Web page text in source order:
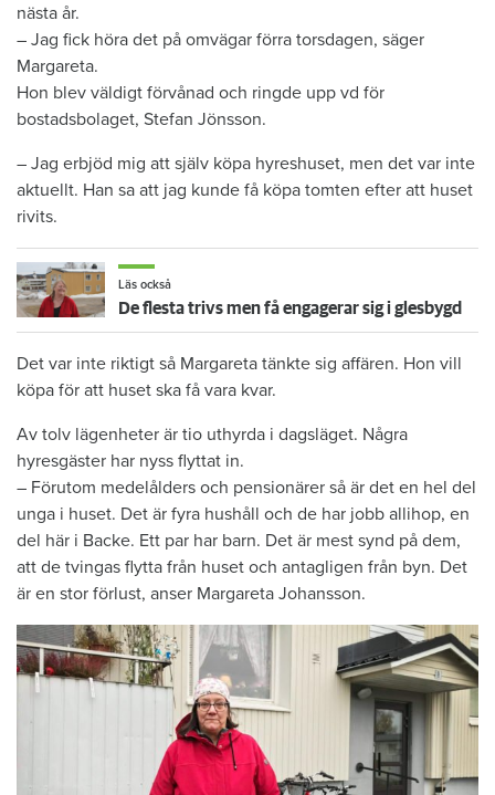
nästa år.
– Jag fick höra det på omvägar förra torsdagen, säger
Margareta.
Hon blev väldigt förvånad och ringde upp vd för
bostadsbolaget, Stefan Jönsson.
– Jag erbjöd mig att själv köpa hyreshuset, men det var inte
aktuellt. Han sa att jag kunde få köpa tomten efter att huset
rivits.
Läs också
De flesta trivs men få engagerar sig i glesbygd
Det var inte riktigt så Margareta tänkte sig affären. Hon vill
köpa för att huset ska få vara kvar.
Av tolv lägenheter är tio uthyrda i dagsläget. Några
hyresgäster har nyss flyttat in.
– Förutom medelålders och pensionärer så är det en hel del
unga i huset. Det är fyra hushåll och de har jobb allihop, en
del här i Backe. Ett par har barn. Det är mest synd på dem,
att de tvingas flytta från huset och antagligen från byn. Det
är en stor förlust, anser Margareta Johansson.